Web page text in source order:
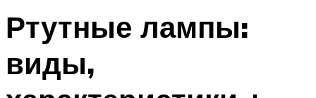
Ртутные лампы:
виды,